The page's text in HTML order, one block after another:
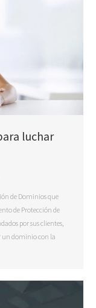
luchar
de Dominios que
de Protección de
por sus clientes,
un dominio con la